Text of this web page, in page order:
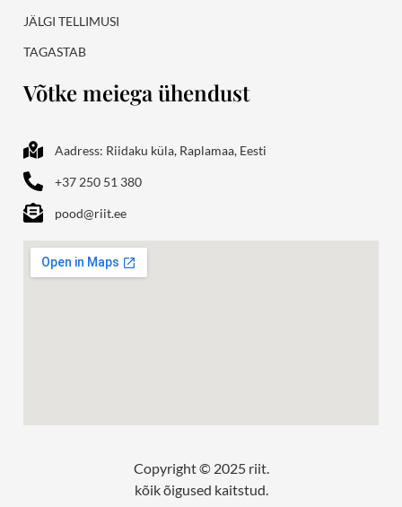
JÄLGI TELLIMUSI
TAGASTAB
Võtke meiega ühendust
Aadress: Riidaku küla, Raplamaa, Eesti
+37 250 51 380
pood@riit.ee
Copyright © 2025 riit.
kõik õigused kaitstud.